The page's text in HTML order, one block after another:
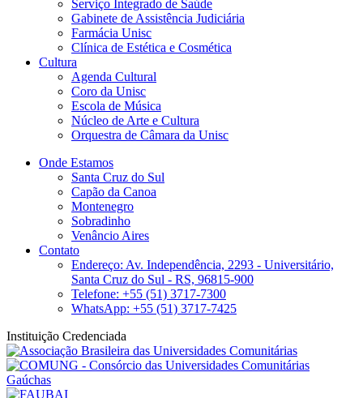
Serviço Integrado de Saúde
Gabinete de Assistência Judiciária
Farmácia Unisc
Clínica de Estética e Cosmética
Cultura
Agenda Cultural
Coro da Unisc
Escola de Música
Núcleo de Arte e Cultura
Orquestra de Câmara da Unisc
Onde Estamos
Santa Cruz do Sul
Capão da Canoa
Montenegro
Sobradinho
Venâncio Aires
Contato
Endereço: Av. Independência, 2293 - Universitário,
Santa Cruz do Sul - RS, 96815-900
Telefone: +55 (51) 3717-7300
WhatsApp: +55 (51) 3717-7425
Instituição Credenciada